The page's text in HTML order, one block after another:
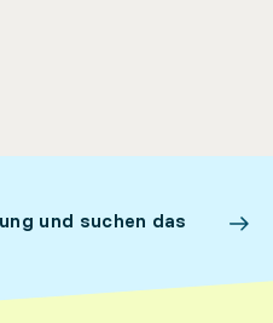
und suchen das